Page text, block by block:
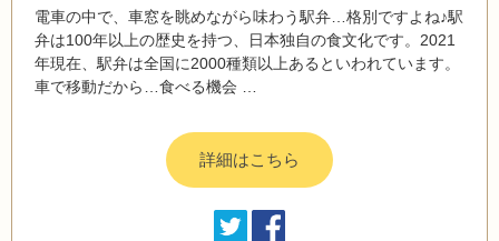
電車の中で、車窓を眺めながら味わう駅弁…格別ですよね♪駅
弁は100年以上の歴史を持つ、日本独自の食文化です。2021
年現在、駅弁は全国に2000種類以上あるといわれています。
車で移動だから…食べる機会 …
詳細はこちら